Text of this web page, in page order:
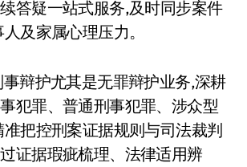
答疑一站式服务,及时同步案件
及家属心理压力。
事辩护尤其是无罪辩护业务,深耕
犯罪、普通刑事犯罪、涉众型
把控刑案证据规则与司法裁判
证据瑕疵梳理、法律适用辨